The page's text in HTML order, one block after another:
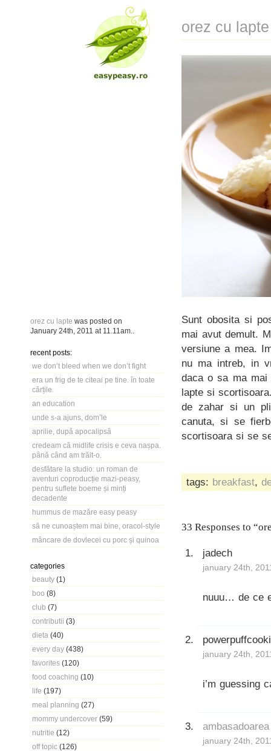
orez cu lapte was posted on
January 24th, 2011 at 11.11am
recent posts:
we don’t bleed when we don’t fight
era un frig de te citeai pe tine. în toate
cărțile.
an education
unde s-a ajuns, dom’le
aprilie, după apocalipsă
credeam că midlife crisis e ceva nașpa.
până când am trăit-o.
desfătare la studio: un roman de
aventuri coproducție mazi-peasy,
pentru suflete boeme și minți
decadente
hummus de mazăre easy peasy
să ne cunoaștem mai bine, oracol-style
mâncare de dovlecei cu porc și quinoa
categories
beauty (1)
boo (8)
club (7)
contributii (3)
dieta (40)
every day (438)
favorites (120)
food coaching (10)
life (197)
meal planning (27)
mommy undercover (59)
nutritie (12)
off topic (126)
orez cu lapte
Sunt obosita si
mai avut demult.
versiune a mea.
nu ma intreb, in
daca o sa ma mai
lapte si
de zahar si un
canuta, si se
scortisoara si se
tags: breakfast,
33 Responses to
jadech
january 24th,
nuuu… de ce
january 24th,
i’m guessing
ambasadoarea
january 24th,